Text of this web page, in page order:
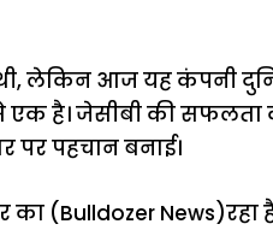
लेकिन आज यह कंपनी
एक है। जेसीबी की सफलता
पर पहचान बनाई।
(Bulldozer News)रहा